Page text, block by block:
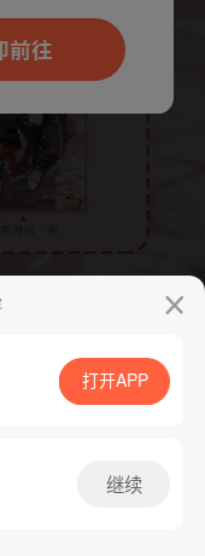
App免费看
免费看
打开APP
继续
开App新用
前往